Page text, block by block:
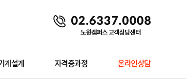
계설계 자격증과정 온라인상담